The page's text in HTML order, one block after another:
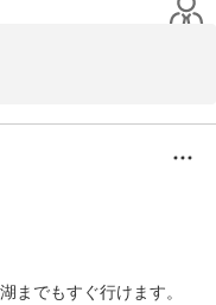
来て良かったですね。
星雲をお見せいたしま
楽しくお過ごしいただけ
待ちしております。
までもすぐ行けます。